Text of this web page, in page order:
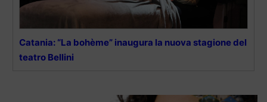
Catania: “La bohème” inaugura la nuova stagione del
teatro Bellini